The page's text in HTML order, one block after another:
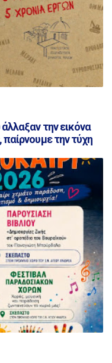
την εικόνα
την τύχη